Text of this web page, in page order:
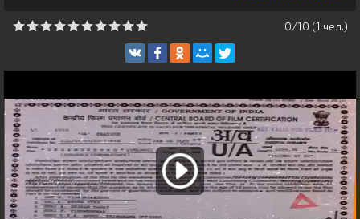
0/10 (1 чeл.)